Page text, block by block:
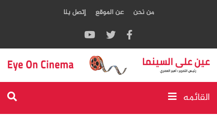
من نحن عن الموقع إتصل بنا
القائمه